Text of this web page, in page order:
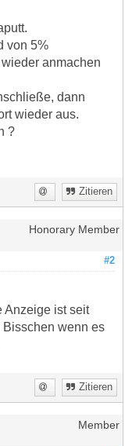
von 5%
anmachen
dann
wieder aus.
?
Zitieren
Honorary Member
#2
Anzeige ist seit
Bisschen wenn es
Zitieren
Member